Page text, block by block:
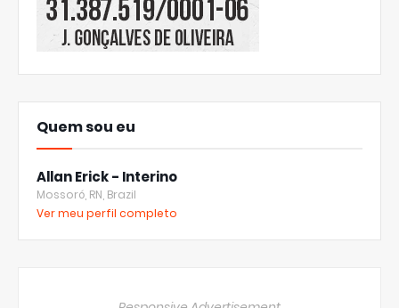
Quem sou eu
Allan Erick - Interino
Mossoró, RN, Brazil
Ver meu perfil completo